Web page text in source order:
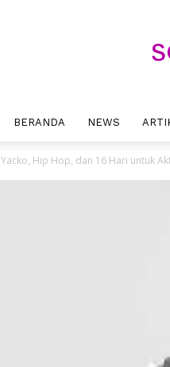
BERANDA NEWS
Yacko, Hip Hop, dan 16 Hari untuk